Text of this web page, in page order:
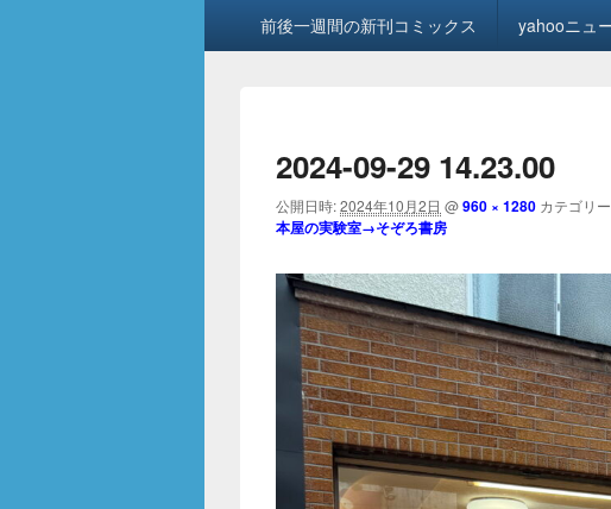
前後一週間の新刊コミックス yahooニュ
2024-09-29 14.23.00
公開日時:2024年10月2日 @960 × 1280 カテゴリ
本屋の実験室→そぞろ書房